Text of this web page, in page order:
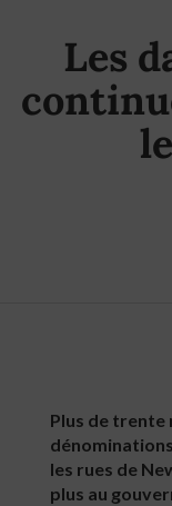
Les
Plus de trente
les rues de
plus au